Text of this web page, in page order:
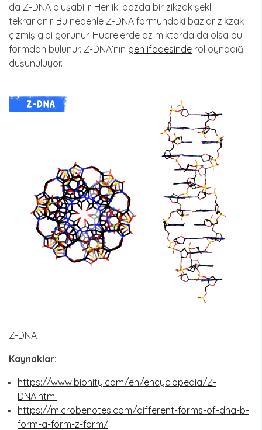
da Z-DNA oluşabilir. Her iki bazda bir zikzak şekli
tekrarlanır. Bu nedenle Z-DNA formundaki bazlar zikzak
çizmiş gibi görünür. Hücrelerde az miktarda da olsa bu
formdan bulunur. Z-DNA’nın gen ifadesinde rol oynadığı
düşünülüyor.
Z-DNA
Kaynaklar:
https://www.bionity.com/en/encyclopedia/Z-
DNA.html
https://microbenotes.com/different-forms-of-dna-b-
form-a-form-z-form/